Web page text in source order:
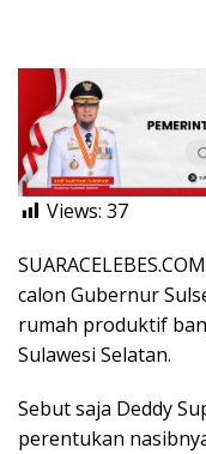
Views: 37
calon Gubernur
rumah produktif
Sulawesi Selatan.
Sebut saja Deddy
perentukan